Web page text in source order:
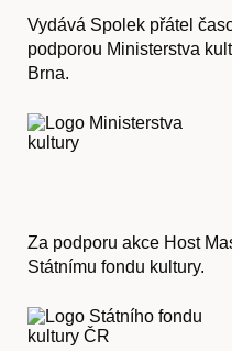
Vydává Spolek přátel
podporou Ministerstva
Brna.
Za podporu akce Host
Státnímu fondu kultury.